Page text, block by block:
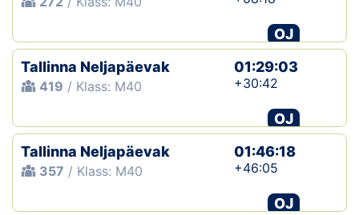
OJ
Tallinna Neljapäevak
419 / Klass: M40
01:29:03
+30:42
OJ
Tallinna Neljapäevak
357 / Klass: M40
01:46:18
+46:05
OJ